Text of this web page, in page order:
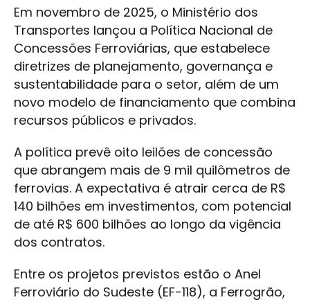
Em novembro de 2025, o Ministério dos
Transportes lançou a Política Nacional de
Concessões Ferroviárias, que estabelece
diretrizes de planejamento, governança e
sustentabilidade para o setor, além de um
novo modelo de financiamento que combina
recursos públicos e privados.
A política prevê oito leilões de concessão
que abrangem mais de 9 mil quilômetros de
ferrovias. A expectativa é atrair cerca de R$
140 bilhões em investimentos, com potencial
de até R$ 600 bilhões ao longo da vigência
dos contratos.
Entre os projetos previstos estão o Anel
Ferroviário do Sudeste (EF-118), a Ferrogrão,